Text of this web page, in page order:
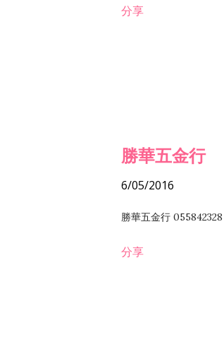
分享
勝華五金行
6/05/2016
勝華五金行
分享